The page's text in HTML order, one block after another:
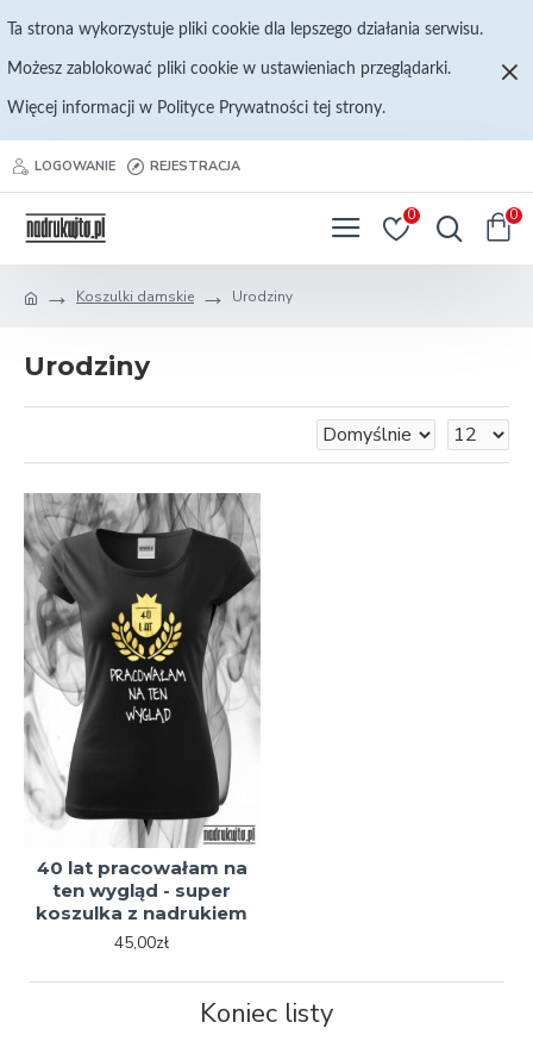
Ta strona wykorzystuje pliki cookie dla lepszego działania serwisu.
Możesz zablokować pliki cookie w ustawieniach przeglądarki.
Więcej informacji w Polityce Prywatności tej strony.
LOGOWANIE REJESTRACJA
0 0
Koszulki damskie Urodziny
Urodziny
40 lat pracowałam na
ten wygląd - super
koszulka z nadrukiem
45,00zł
Koniec listy